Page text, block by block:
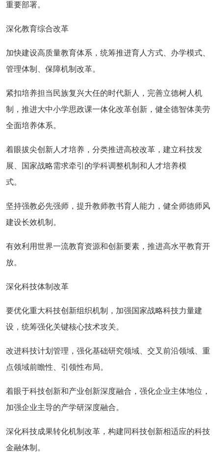
重要部署。
深化教育综合改革
加快建设高质量教育体系，统筹推进育人方式、办学模式、
管理体制、保障机制改革。
紧扣培养担当民族复兴大任的时代新人，完善立德树人机
制，推进大中小学思政课一体化改革创新，健全德智体美劳
全面培养体系。
着眼拔尖创新人才培养，分类推进高校改革，建立科技发
展、国家战略需求牵引的学科调整机制和人才培养模
式。
坚持强教必先强师，提升教师教书育人能力，健全师德师风
建设长效机制。
有效利用世界一流教育资源和创新要素，推进高水平教育开
放。
深化科技体制改革
要优化重大科技创新组织机制，加强国家战略科技力量建
设，统筹强化关键核心技术攻关。
改进科技计划管理，强化基础研究领域、交叉前沿领域、重
点领域前瞻性、引领性布局。
着眼于科技创新和产业创新深度融合，强化企业主体地位，
加强企业主导的产学研深度融合。
深化科技成果转化机制改革，构建同科技创新相适应的科技
金融体制。